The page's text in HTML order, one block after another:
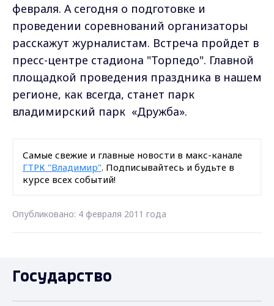
февраля. А сегодня о подготовке и
проведении соревнований организаторы
расскажут журналистам. Встреча пройдет в
пресс-центре стадиона "Торпедо". Главной
площадкой проведения праздника в нашем
регионе, как всегда, станет парк
владимирский парк «Дружба».
Самые свежие и главные новости в макс-канале
ГТРК "Владимир". Подписывайтесь и будьте в
курсе всех событий!
Опубликовано: 4 февраля 2011 года
Государство